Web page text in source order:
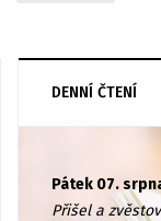
DENNÍ ČTENÍ
Pátek 07.
Přišel a